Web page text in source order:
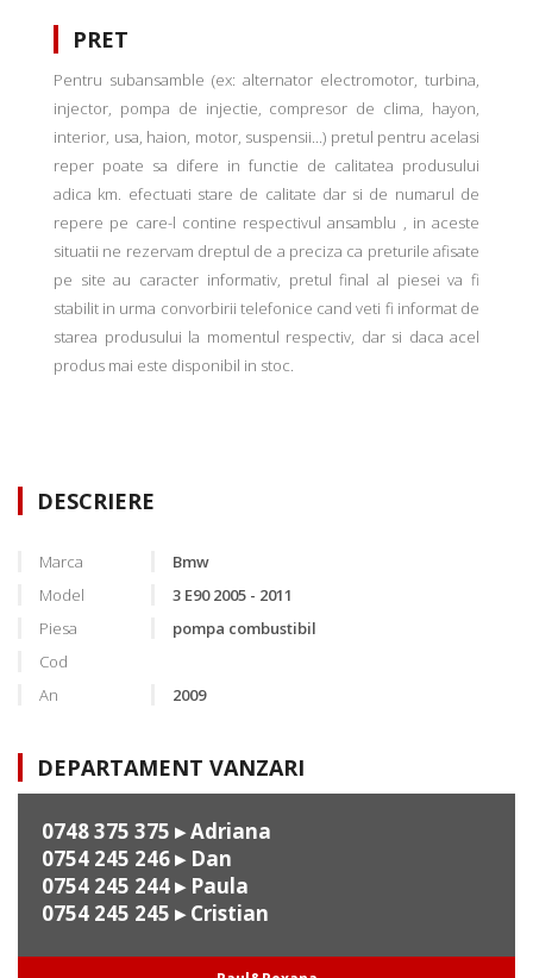
PRET
Pentru subansamble (ex: alternator electromotor, turbina,
injector, pompa de injectie, compresor de clima, hayon,
interior, usa, haion, motor, suspensii...) pretul pentru acelasi
reper poate sa difere in functie de calitatea produsului
adica km. efectuati stare de calitate dar si de numarul de
repere pe care-l contine respectivul ansamblu , in aceste
situatii ne rezervam dreptul de a preciza ca preturile afisate
pe site au caracter informativ, pretul final al piesei va fi
stabilit in urma convorbirii telefonice cand veti fi informat de
starea produsului la momentul respectiv, dar si daca acel
produs mai este disponibil in stoc.
DESCRIERE
Marca
Bmw
Model
3 E90 2005 - 2011
Piesa
pompa combustibil
Cod
An
2009
DEPARTAMENT VANZARI
0748 375 375 ▸ Adriana
0754 245 246▸ Dan
0754 245 244▸ Paula
0754 245 245 ▸ Cristian